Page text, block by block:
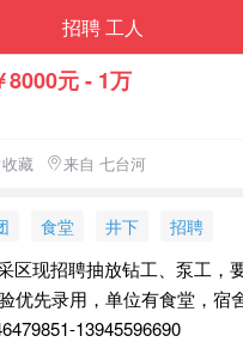
招聘 工人
8000元 - 1万
收藏 来自 七台河
食堂 井下 招聘
区现招聘抽放钻工、泵工，
优先录用，单位有食堂，宿
13945596690